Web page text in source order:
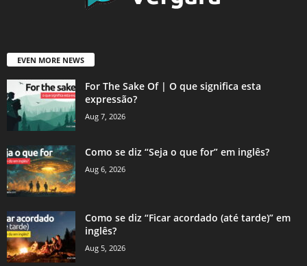
EVEN MORE NEWS
For The Sake Of | O que significa esta
expressão?
Aug 7, 2026
Como se diz “Seja o que for” em inglês?
Aug 6, 2026
Como se diz “Ficar acordado (até tarde)” em
inglês?
Aug 5, 2026